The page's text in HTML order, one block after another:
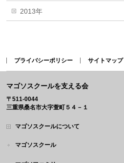
2013年
プライバシーポリシー サイトマップ
マゴソスクールを支える会
〒511-0044
三重県桑名市大字萱町５４－１
マゴソスクールについて
マゴソスクール